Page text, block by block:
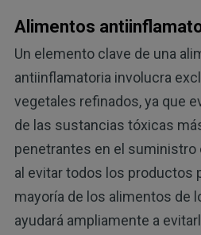
Alimentos
Un elemento clave de una
antiinflamatoria involucra
vegetales refinados, ya que
de las sustancias tóxicas
penetrantes en el suministro
al evitar todos los productos
mayoría de los alimentos de
ayudará ampliamente a